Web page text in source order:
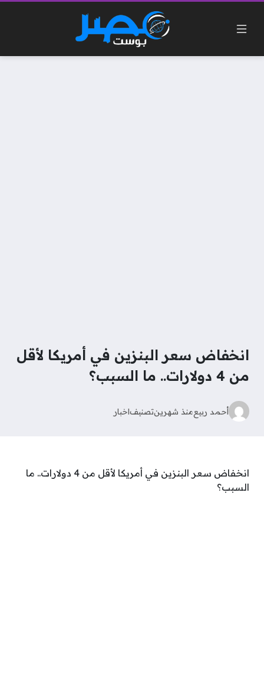
انخفاض سعر البنزين في أمريكا لأقل
من 4 دولارات.. ما السبب؟
أحمد ربيعمنذ شهرينتصنيفاخبار
انخفاض سعر البنزين في أمريكا لأقل من 4 دولارات.. ما
السبب؟